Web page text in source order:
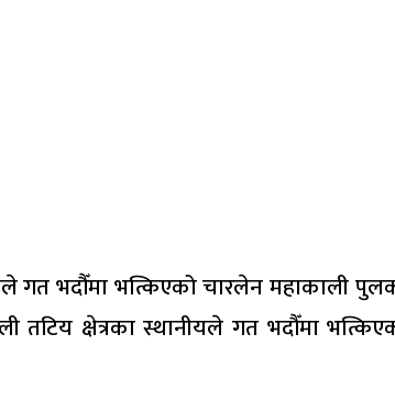
गत भदौँमा भत्किएको चारलेन महाकाली
तटिय क्षेत्रका स्थानीयले गत भदौँमा